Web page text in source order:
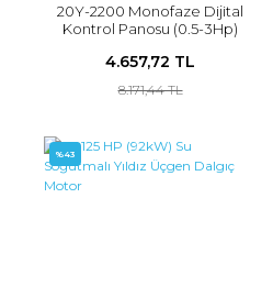
20Y-2200 Monofaze Dijital
Kontrol Panosu (0.5-3Hp)
4.657,72 TL
8.171,44 TL
%43